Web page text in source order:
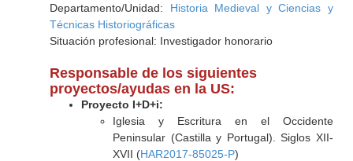
Departamento/Unidad: Historia Medieval y Ciencias y
Técnicas Historiográficas
Situación profesional: Investigador honorario
Responsable de los siguientes
proyectos/ayudas en la US:
Proyecto I+D+i:
Iglesia y Escritura en el Occidente
Peninsular (Castilla y Portugal). Siglos XII-
XVII (HAR2017-85025-P)